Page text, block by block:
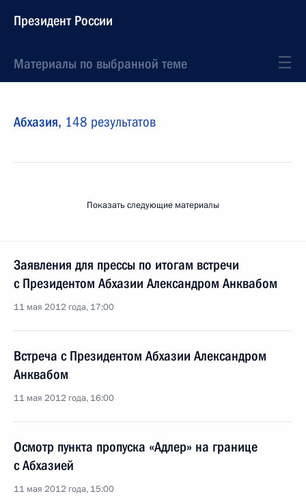
Президент России
Материалы по выбранной теме
Абхазия, 148 результатов
Показать следующие материалы
Заявления для прессы по итогам встречи
с Президентом Абхазии Александром Анквабом
11 мая 2012 года, 17:00
Встреча с Президентом Абхазии Александром
Анквабом
11 мая 2012 года, 16:00
Осмотр пункта пропуска «Адлер» на границе
с Абхазией
11 мая 2012 года, 15:00